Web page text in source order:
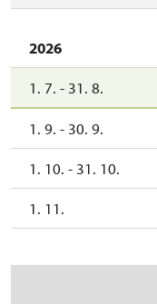
2026
1. 7. - 31. 8.
1. 9. - 30. 9.
1. 10. - 31. 10.
1. 11.